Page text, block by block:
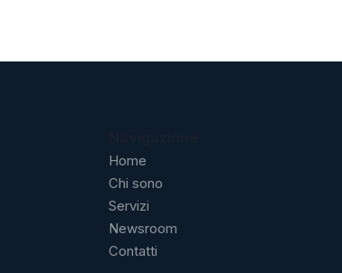
Home
Chi sono
Servizi
Newsroom
Contatti